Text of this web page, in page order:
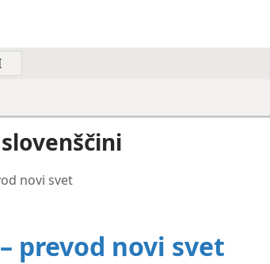
novi svet
prevod novi svet